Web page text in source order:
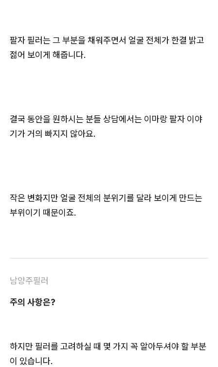
팔자 필러는 그 부분을 채워주면서 얼굴 전체가 한결 밝고
젊어 보이게 해줍니다.
결국 동안을 원하시는 분들 상담에서는 이마랑 팔자 이야
기가 거의 빠지지 않아요.
작은 변화지만 얼굴 전체의 분위기를 달라 보이게 만드는
부위이기 때문이죠.
남양주필러
주의 사항은?
하지만 필러를 고려하실 때 몇 가지 꼭 알아두셔야 할 부분
이 있습니다.